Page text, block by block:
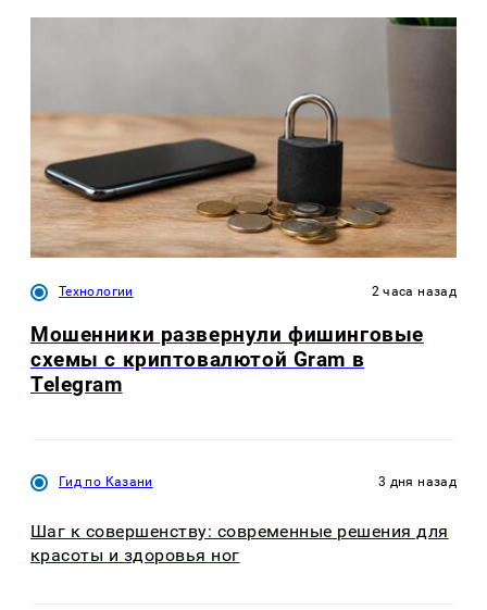
Технологии 2 часа назад
Мошенники развернули фишинговые
схемы с криптовалютой Gram в
Telegram
Гид по Казани 3 дня назад
Шаг к совершенству: современные решения для
красоты и здоровья ног